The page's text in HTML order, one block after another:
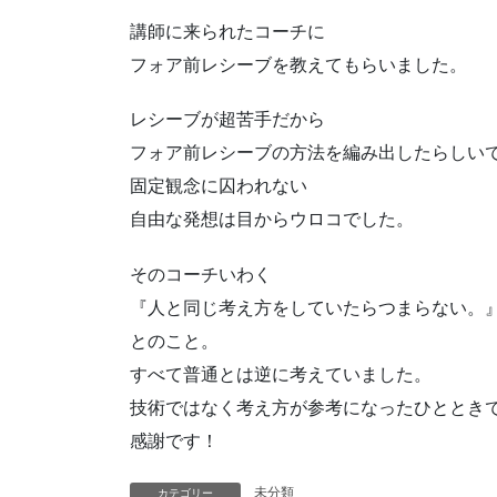
講師に来られたコーチに
フォア前レシーブを教えてもらいました。
レシーブが超苦手だから
フォア前レシーブの方法を編み出したらしい
固定観念に囚われない
自由な発想は目からウロコでした。
そのコーチいわく
『人と同じ考え方をしていたらつまらない。』
とのこと。
すべて普通とは逆に考えていました。
技術ではなく考え方が参考になったひととき
感謝です！
カテゴリー 未分類